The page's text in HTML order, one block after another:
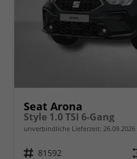
Seat Arona
Style 1.0 TSI 6-Gang
unverbindliche Lieferzeit: 26.09.2026
Fahrzeugnr. 81592